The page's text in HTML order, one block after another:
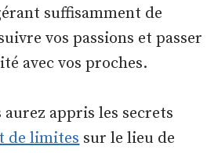
suffisamment de
vos passions et passer
avec vos proches.
aurez appris les secrets
de limitessur le lieu de